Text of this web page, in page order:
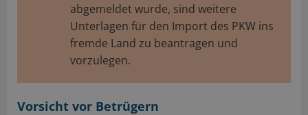
abgemeldet wurde, sind weitere
Unterlagen für den Import des PKW ins
fremde Land zu beantragen und
vorzulegen.
Vorsicht vor Betrügern